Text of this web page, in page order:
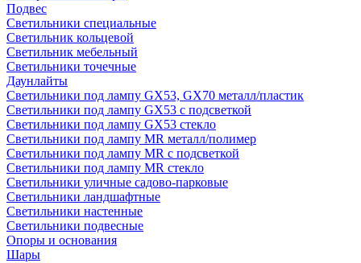
Подвес
Светильники специальные
Светильник кольцевой
Светильник мебельный
Светильники точечные
Даунлайты
Светильники под лампу GX53, GX70 металл/пластик
Светильники под лампу GX53 с подсветкой
Светильники под лампу GX53 стекло
Светильники под лампу MR металл/полимер
Светильники под лампу MR с подсветкой
Светильники под лампу MR стекло
Светильники уличные садово-парковые
Светильники ландшафтные
Светильники настенные
Светильники подвесные
Опоры и основания
Шары